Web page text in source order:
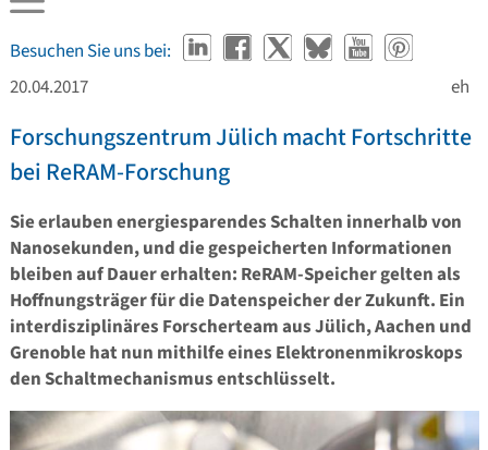
Besuchen Sie uns bei:
20.04.2017
eh
Forschungszentrum Jülich macht Fortschritte
bei ReRAM-Forschung
Sie erlauben energiesparendes Schalten innerhalb von
Nanosekunden, und die gespeicherten Informationen
bleiben auf Dauer erhalten: ReRAM-Speicher gelten als
Hoffnungsträger für die Datenspeicher der Zukunft. Ein
interdisziplinäres Forscherteam aus Jülich, Aachen und
Grenoble hat nun mithilfe eines Elektronenmikroskops
den Schaltmechanismus entschlüsselt.